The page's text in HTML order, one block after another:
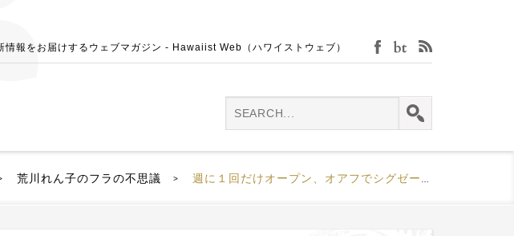
情報をお届けするウェブマガジン - Hawaiist Web（ハワイストウェブ） facebookbijin-tokei
荒川れん子のフラの不思議 > 週に１回だけオープン、オアフでシグゼーン